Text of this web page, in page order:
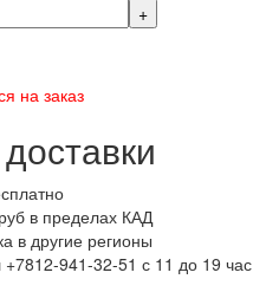
на заказ
в пределах КАД
в другие регионы
+7812-941-32-51 с 11 до 19 час